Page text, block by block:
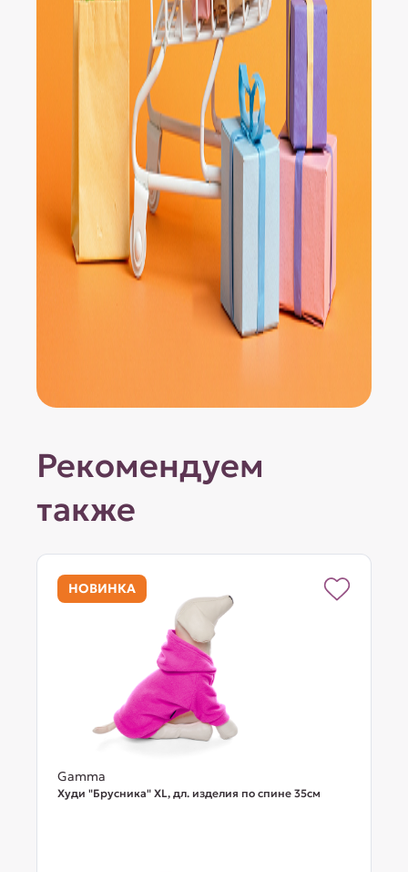
Рекомендуем
также
НОВИНКА
Gamma
Худи "Брусника" XL, дл. изделия по спине 35см